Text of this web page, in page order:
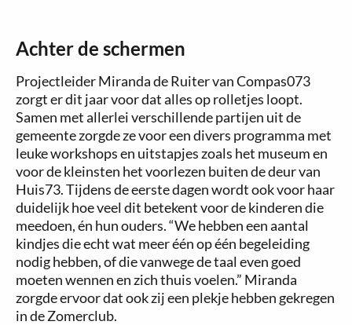
Achter de schermen
Projectleider Miranda de Ruiter van Compas073
zorgt er dit jaar voor dat alles op rolletjes loopt.
Samen met allerlei verschillende partijen uit de
gemeente zorgde ze voor een divers programma met
leuke workshops en uitstapjes zoals het museum en
voor de kleinsten het voorlezen buiten de deur van
Huis73. Tijdens de eerste dagen wordt ook voor haar
duidelijk hoe veel dit betekent voor de kinderen die
meedoen, én hun ouders. “We hebben een aantal
kindjes die echt wat meer één op één begeleiding
nodig hebben, of die vanwege de taal even goed
moeten wennen en zich thuis voelen.” Miranda
zorgde ervoor dat ook zij een plekje hebben gekregen
in de Zomerclub.